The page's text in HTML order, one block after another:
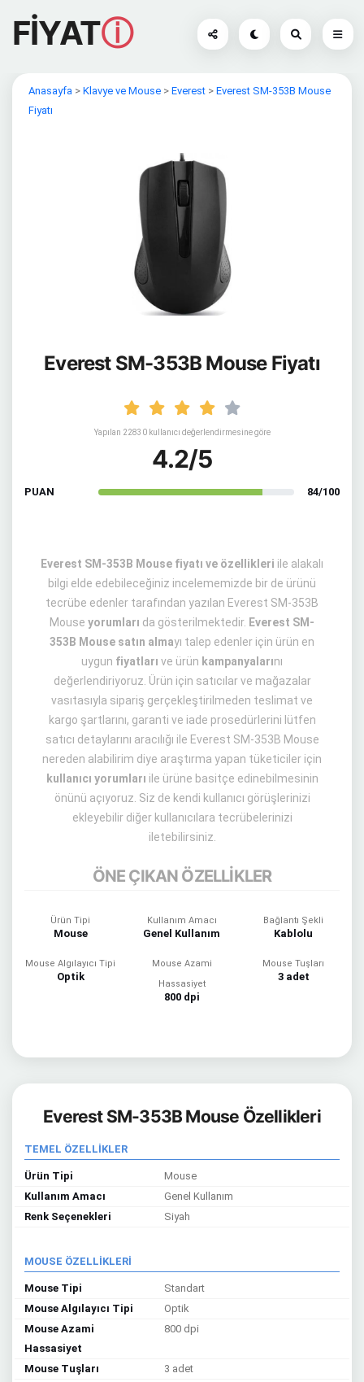
FİYATⓘ
Anasayfa > Klavye ve Mouse > Everest > Everest SM-353B Mouse
Fiyatı
Everest SM-353B Mouse Fiyatı
Yapılan 22830 kullanıcı değerlendirmesine göre
4.2/5
PUAN 84/100
Everest SM-353B Mouse fiyatı ve özellikleri ile alakalı
bilgi elde edebileceğiniz incelememizde bir de ürünü
tecrübe edenler tarafından yazılan Everest SM-353B
Mouse yorumları da gösterilmektedir. Everest SM-
353B Mouse satın almayı talep edenler için ürün en
uygun fiyatları ve ürün kampanyalarını
değerlendiriyoruz. Ürün için satıcılar ve mağazalar
vasıtasıyla sipariş gerçekleştirilmeden teslimat ve
kargo şartlarını, garanti ve iade prosedürlerini lütfen
satıcı detaylarını aracılığı ile Everest SM-353B Mouse
nereden alabilirim diye araştırma yapan tüketiciler için
kullanıcı yorumları ile ürüne basitçe edinebilmesinin
önünü açıyoruz. Siz de kendi kullanıcı görüşlerinizi
ekleyebilir diğer kullanıcılara tecrübelerinizi
iletebilirsiniz.
ÖNE ÇIKAN ÖZELLİKLER
Ürün Tipi
Mouse
Kullanım Amacı
Genel Kullanım
Bağlantı Şekli
Kablolu
Mouse Algılayıcı Tipi
Optik
Mouse Azami
Hassasiyet
800 dpi
Mouse Tuşları
3 adet
Everest SM-353B Mouse Özellikleri
TEMEL ÖZELLİKLER
Ürün Tipi
Mouse
Kullanım Amacı
Genel Kullanım
Renk Seçenekleri
Siyah
MOUSE ÖZELLİKLERİ
Mouse Tipi
Standart
Mouse Algılayıcı Tipi
Optik
Mouse Azami
Hassasiyet
800 dpi
Mouse Tuşları
3 adet